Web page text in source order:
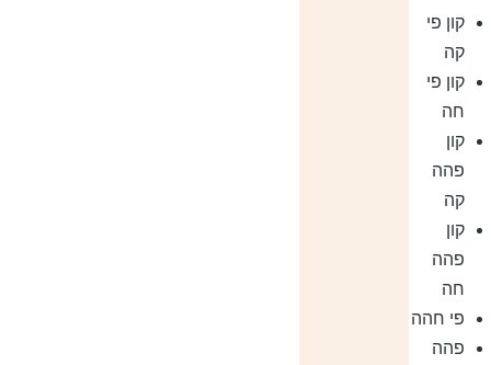
קון פי
קה
קון פי
חה
קון
פהה
קה
קון
פהה
חה
פי חהה
פהה